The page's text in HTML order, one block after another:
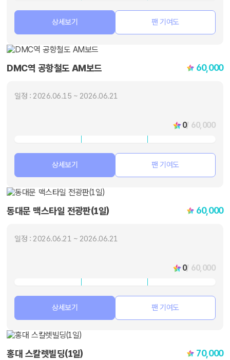
상세보기 팬 기여도
DMC역 공항철도 AM보드 60,000
일정 : 2026.06.15 ~ 2026.06.21
0/ 60,000
상세보기 팬 기여도
동대문 맥스타일 전광판(1일) 60,000
일정 : 2026.06.21 ~ 2026.06.21
0/ 60,000
상세보기 팬 기여도
홍대 스칼렛빌딩(1일) 70,000